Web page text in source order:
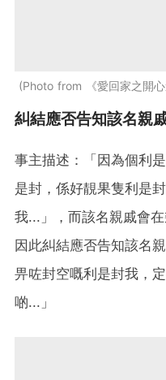
Photo from 《愛回家之開
糾結應否告知該名親
事主描述：「因為個利
是封，係好靚果隻利是
我...」，而該名親戚會
因此糾結應否告知該名
畀咗封空嘅利是封我，
啲...」